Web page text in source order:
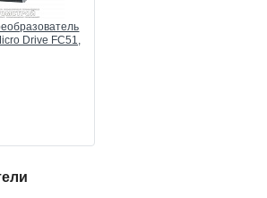
Drive FC51,